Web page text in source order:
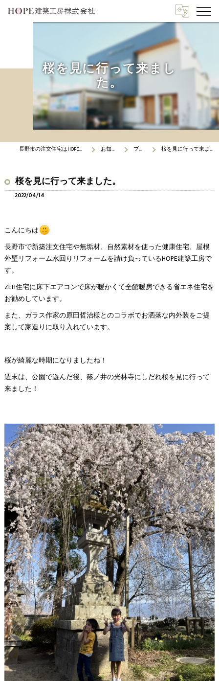
桜を見に行って来まし
た。
長野市の注文住宅はHOPE建築工房 お知らせ ブログ 桜を見に行って来ました。
桜を見に行って来ました。
2022/04/14
こんにちは
長野市で新築注文住宅や無垢材、自然素材を使った健康住宅、屋根
外壁リフォーム水回りリフォームを請け負っているHOPE建築工房で
す。
ZEH住宅に床下エアコンで床が暖かくて全館暖房できる省エネ住宅を
お勧めしています。
また、ガラス作家の原田哲治様とのコラボでお洒落な内外装をご提
案して家造りに取り入れています。
桜が綺麗な時期になりましたね！
週末は、公園で遊んだ後、篠ノ井の光林寺にしだれ桜を見に行って
来ました！